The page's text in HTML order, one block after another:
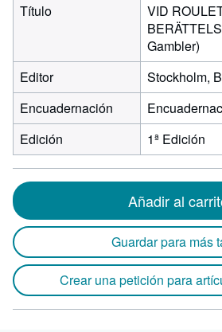
Título
VID
Gambler)
Editor
Stockholm,
Encuadernación
Edición
1ª Edición
Añadir al
Guardar para más
Crear una petición para